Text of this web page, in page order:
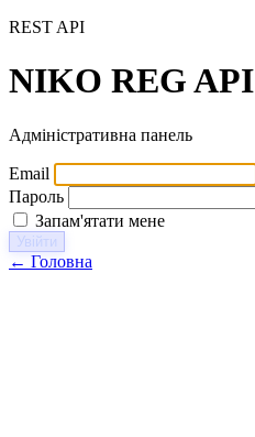
REST API
NIKO REGAPI
Адміністративна панель
Email
Пароль
Запам'ятати мене
Увійти
← Головна